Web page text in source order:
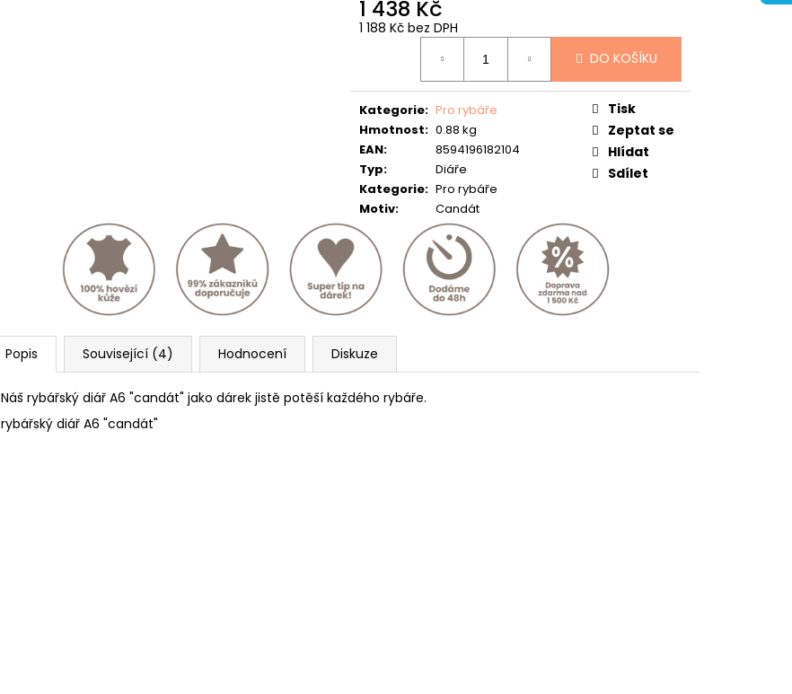
1 438 Kč
1 188 Kč bez DPH
DO KOŠÍKU
Kategorie: Pro rybáře
Hmotnost: 0.88 kg
EAN:
8594196182104
Typ:
Diáře
Kategorie: Pro rybáře
Motiv: Candát
Tisk
Zeptat se
Hlídat
Sdílet
Popis Související (4) Hodnocení Diskuze
Náš rybářský diář A6 "candát" jako dárek jistě potěší každého rybáře.
rybářský diář A6 "candát"